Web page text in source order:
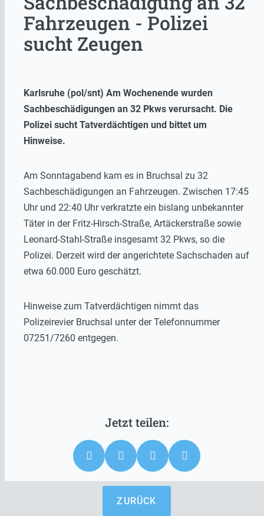
Fahrzeugen - Polizei
sucht Zeugen
Karlsruhe (pol/snt) Am Wochenende wurden
Sachbeschädigungen an 32 Pkws verursacht. Die
Polizei sucht Tatverdächtigen und bittet um
Hinweise.
Am Sonntagabend kam es in Bruchsal zu 32
Sachbeschädigungen an Fahrzeugen. Zwischen 17:45
Uhr und 22:40 Uhr verkratzte ein bislang unbekannter
Täter in der Fritz-Hirsch-Straße, Artäckerstraße sowie
Leonard-Stahl-Straße insgesamt 32 Pkws, so die
Polizei. Derzeit wird der angerichtete Sachschaden auf
etwa 60.000 Euro geschätzt.
Hinweise zum Tatverdächtigen nimmt das
Polizeirevier Bruchsal unter der Telefonnummer
07251/7260 entgegen.
ZURÜCK